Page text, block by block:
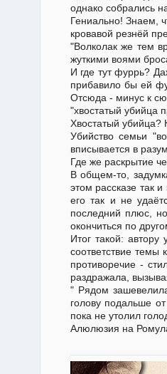
однако собрались
Гениально! Знаем,
кровавой резнёй
"Волколак же тем
жуткими воями
И где тут фуррь?
прибавило бы ей
Отсюда - минус к
"хвостатый убийца
Хвостатый убийца?
Убийство семьи
вписывается в
Где же раскрытие
В общем-то,
этом рассказе так
его так и не
последний плюс,
окончиться по
Итог такой:
соответствие темы
противоречие -
раздражала,
" Рядом
голову подальше
пока не утолил
Алюлюзия на